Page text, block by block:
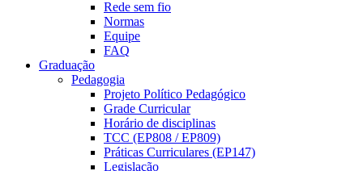
Rede sem fio
Normas
Equipe
FAQ
Graduação
Pedagogia
Projeto Político Pedagógico
Grade Curricular
Horário de disciplinas
TCC (EP808 / EP809)
Práticas Curriculares (EP147)
Legislação